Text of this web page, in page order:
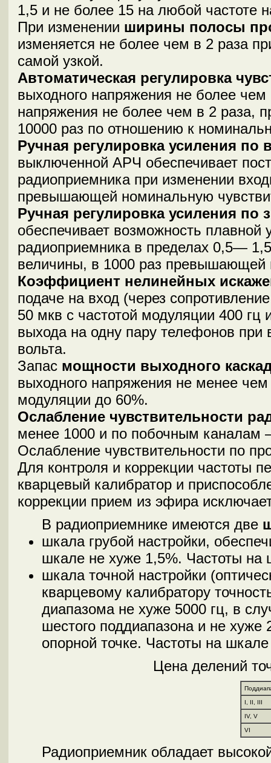
1,5 и не более 15 на любой частоте
При изменении ширины полосы
изменяется не более чем в 2 paза
самой узкой.
Автоматическая регулировка
выходного напряжения не более
напряжения не более чем в 2 раза,
10000 раз по отношению к
Ручная регулировка усиления
выключенной АРЧ обеспечивает
радиоприемника при изменении
превышающей номинальную
Ручная регулировка усиления по
обеспечивает возможность плавной
радиоприемника в пределах 0,5—
величины, в 1000 раз превышающей
Коэффициент нелинейных
подаче на вход (через
50 мкв с частотой модуляции 400 гц
выхода на одну пару телефонов
вольта.
Запас мощности выходного
выходного напряжения не менее
модуляции до 60%.
Ослабление чувствительности
менее 1000 и по побочным каналам
Ослабление чувствительности по
Для контроля и коррекции частоты
кварцевый калибратор и
коррекции прием из эфира
В радиоприемнике имеются две
шкала грубой настройки,
шкале не хуже 1,5%. Частоты
шкала точной настройки
кварцевому калибратору
диапазома не хуже 5000 гц, в
шестого поддиапазона и не
опорной точке. Частоты на
Цена делений
I, II, III
IV, V
VI
Радиоприемник обладает